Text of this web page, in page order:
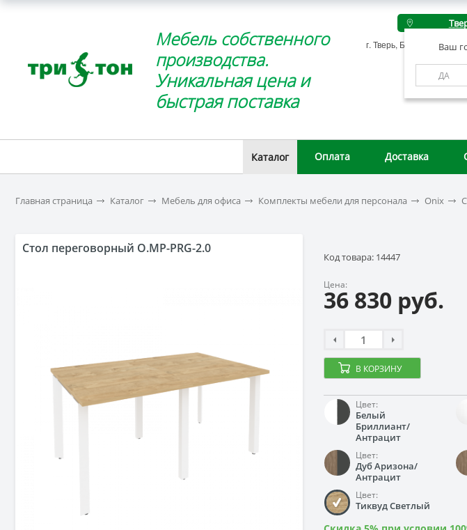
Мебель собственного
производства.
Уникальная цена и
быстрая поставка
Ваш
ДА
г. Тверь, Беляковский
Каталог Оплата Доставка
Главная страница Каталог Мебель для офиса Комплекты мебели для персонала Onix
Стол переговорный O.MP-PRG-2.0
Код товара: 14447
Цена:
36 830 руб.
В КОРЗИНУ
Цвет:
Белый
Бриллиант/
Антрацит
Цвет:
Дуб Аризона/
Антрацит
Цвет:
Тиквуд Светлый